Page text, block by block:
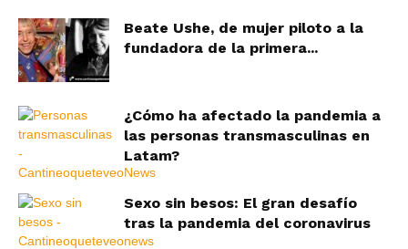
Beate Ushe, de mujer piloto a la
fundadora de la primera...
¿Cómo ha afectado la pandemia a
las personas transmasculinas en
Latam?
Sexo sin besos: El gran desafío
tras la pandemia del coronavirus